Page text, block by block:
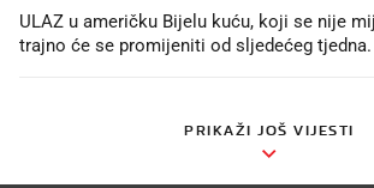
ULAZ u američku Bijelu kuću, koji se nije
trajno će se promijeniti od sljedećeg tjedna.
PRIKAŽI JOŠ VIJESTI